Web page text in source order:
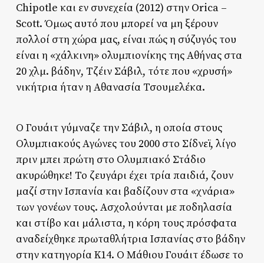
Chipotle και εν συνεχεία (2012) στην Orica –
Scott. Όμως αυτό που μπορεί να μη ξέρουν
πολλοί στη χώρα μας, είναι πώς η σύζυγός του
είναι η «χάλκινη» ολυμπιονίκης της Αθήνας στα
20 χλμ. βάδην, Τζέιν Σάβιλ, τότε που «χρυσή»
νικήτρια ήταν η Αθανασία Τσουμελέκα.
Ο Γουάιτ γύμναζε την Σάβιλ, η οποία στους
Ολυμπιακούς Αγώνες του 2000 στο Σίδνεϊ, λίγο
πριν μπει πρώτη στο Ολυμπιακό Στάδιο
ακυρώθηκε! Το ζευγάρι έχει τρία παιδιά, ζουν
μαζί στην Ισπανία και βαδίζουν στα «χνάρια»
των γονέων τους. Ασχολούνται με ποδηλασία
και στίβο και μάλιστα, η κόρη τους πρόσφατα
αναδείχθηκε πρωταθλήτρια Ισπανίας στο βάδην
στην κατηγορία Κ14. Ο Μάθιου Γουάιτ έδωσε το